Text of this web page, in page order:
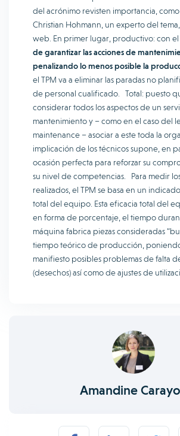
del acrónimo revisten importancia,
Christian Hohmann, un experto del
web. En primer lugar, productivo: con el
de garantizar las acciones de
penalizando lo menos posible la
el TPM va a eliminar las paradas no
de personal cualificado. Total: puesto
considerar todos los aspectos de un
mantenimiento y – como en el caso del
maintenance – asociar a este toda la
implicación de los técnicos supone, en
ocasión perfecta para reforzar su
su nivel de competencias. Para medir
realizados, el TPM se basa en un
total del equipo. Esta eficacia total del
en forma de porcentaje, el tiempo
máquina fabrica piezas consideradas
tiempo teórico de producción,
manifiesto posibles problemas de falta
(desechos) así como de ajustes de
Amandine